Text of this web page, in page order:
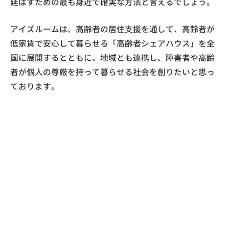
アイズルームは、高齢者の居住支援を通して、高齢者が
低家賃で安心して暮らせる「高齢者シェアハウス」を全
国に展開するとともに、地域とも連携し、障害者や高齢
者が個人の尊厳を持って暮らせる社会を創りたいと思っ
ております。